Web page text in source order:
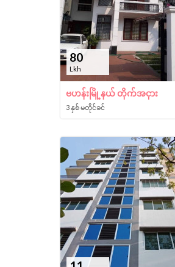
80
Lkh
ဗဟန်းမြို့နယ် တိုက်အငှား
3 နှစ် မတိုင်ခင်